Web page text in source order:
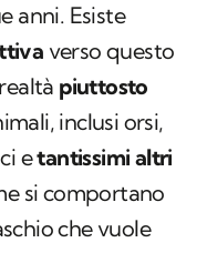
anni. Esiste
verso questo
piuttosto
inclusi orsi,
etantissimi altri
si comportano
che vuole